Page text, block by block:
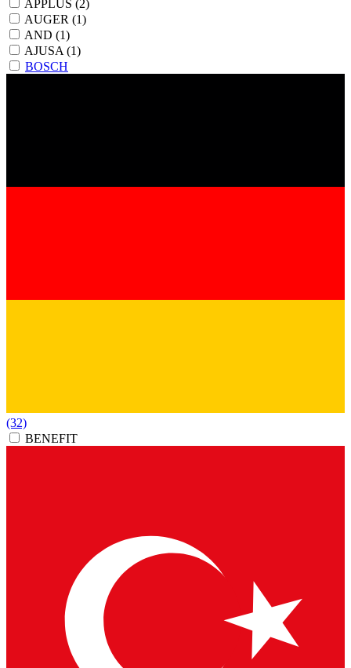
APPLUS (2)
AUGER (1)
AND (1)
AJUSA (1)
BOSCH
(32)
BENEFIT